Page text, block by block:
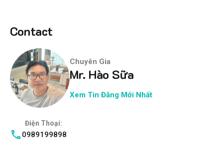
Contact
Chuyên Gia
Mr. Hào Sữa
Xem Tin Đăng Mới Nhất
Điện Thoại:
0989199898